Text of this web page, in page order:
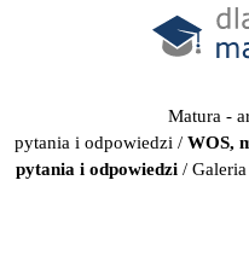
Matura -
pytania i odpowiedzi / WOS,
pytania i odpowiedzi/ Galeria